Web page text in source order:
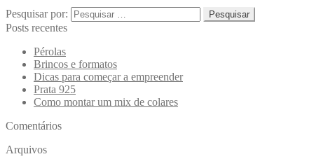
Pesquisar por:
Posts recentes
Pérolas
Brincos e formatos
Dicas para começar a empreender
Prata 925
Como montar um mix de colares
Comentários
Arquivos